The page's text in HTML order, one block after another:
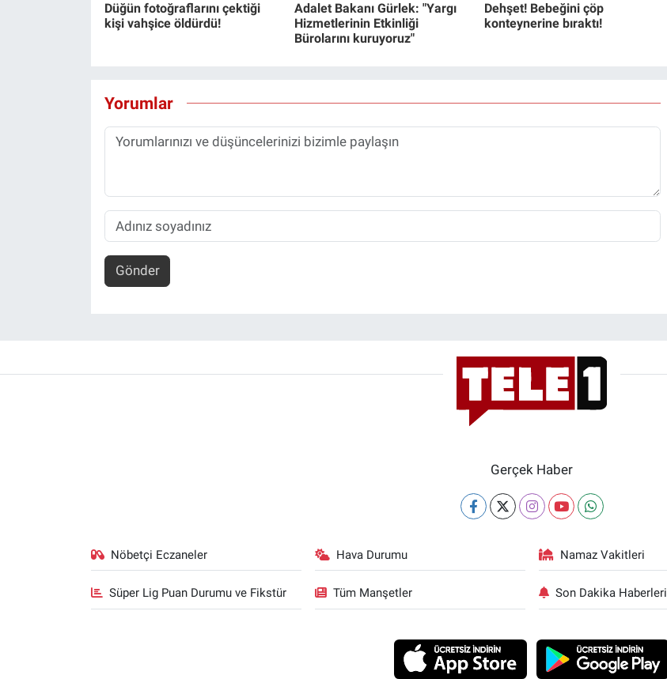
Düğün fotoğraflarını çektiği
kişi vahşice öldürdü!
Adalet Bakanı Gürlek: "Yargı
Hizmetlerinin Etkinliği
Bürolarını kuruyoruz"
Dehşet! Bebeğini çöp
konteynerine bıraktı!
Yorumlar
Gönder
Gerçek Haber
Nöbetçi Eczaneler Hava Durumu Namaz Vakitleri
Süper Lig Puan Durumu ve Fikstür Tüm Manşetler Son Dakika Haberleri